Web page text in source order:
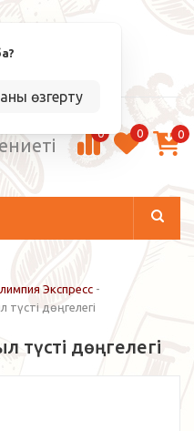
өзгерту
0 0 0
Экспресс-
түсті дөңгелегі
түсті дөңгелегі